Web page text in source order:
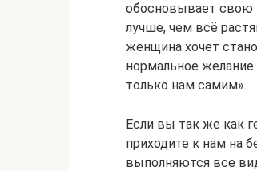
обосновывает свою
лучше, чем всё
женщина хочет
нормальное
только нам самим».
Если вы так же как
приходите к нам на
выполняются все